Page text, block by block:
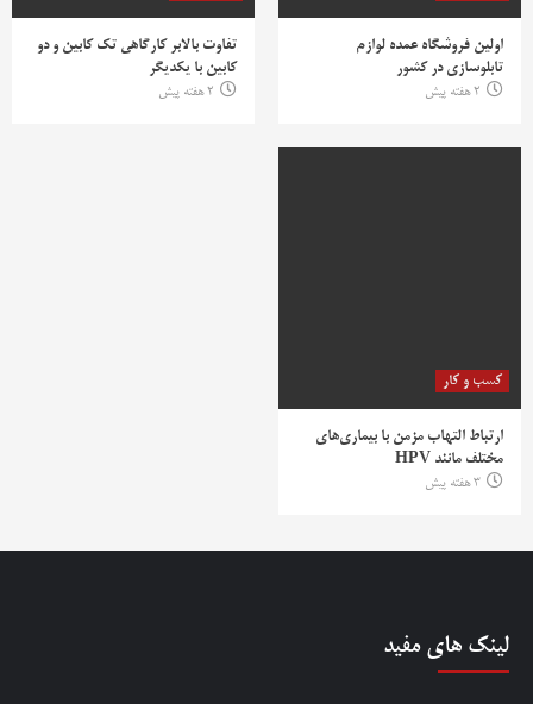
اولین فروشگاه عمده لوازم
تابلوسازی در کشور
2 هفته پیش
تفاوت بالابر کارگاهی تک کابین و دو
کابین با یکدیگر
2 هفته پیش
کسب و کار
ارتباط التهاب مزمن با بیماری‌های
مختلف مانند HPV
3 هفته پیش
لینک های مفید